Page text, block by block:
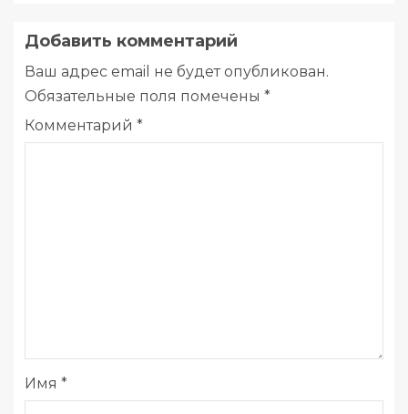
Добавить комментарий
Ваш адрес email не будет опубликован.
Обязательные поля помечены *
Комментарий *
Имя *